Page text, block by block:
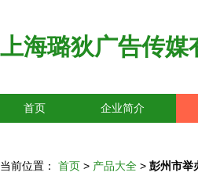
上海璐狄广告传媒
首页 企业简介
当前位置： 首页 > 产品大全 > 彭州市举